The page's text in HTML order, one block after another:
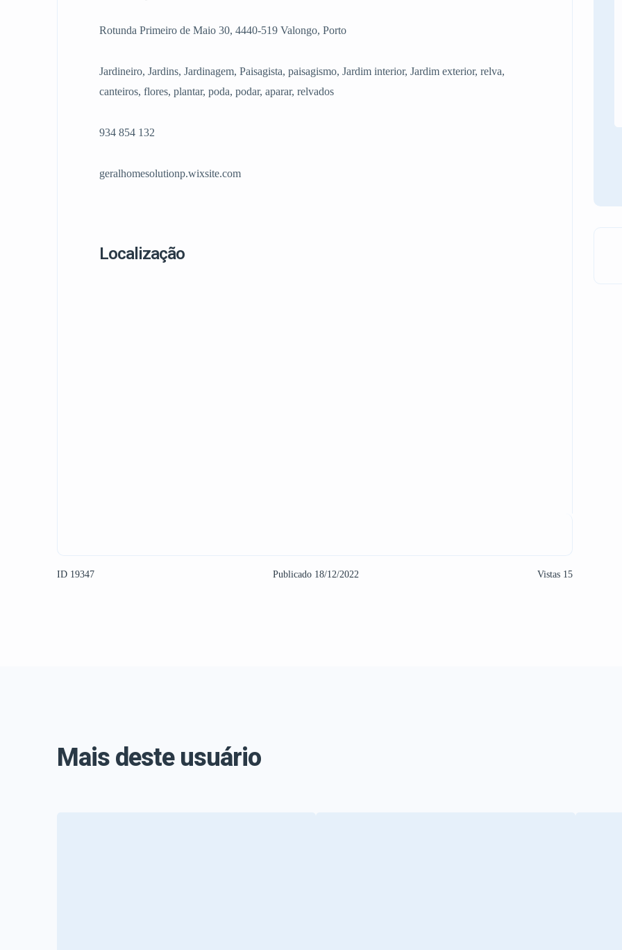
Rotunda Primeiro de Maio 30, 4440-519 Valongo, Porto
Jardineiro, Jardins, Jardinagem, Paisagista, paisagismo, Jardim interior, Jardim exterior, relva,
canteiros, flores, plantar, poda, podar, aparar, relvados
934 854 132
geralhomesolutionp.wixsite.com
Localização
ID 19347 Publicado 18/12/2022 Vistas 15
Mais deste usuário